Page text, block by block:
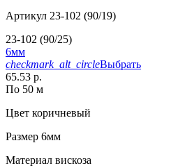
Артикул 23-102 (90/19)
23-102 (90/25)
6мм
checkmark_alt_circleВыбрать
65.53 р.
По 50 м
Цвет коричневый
Размер 6мм
Материал вискоза